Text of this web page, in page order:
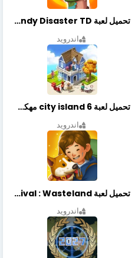
تحميل لعبة Candy Disaster TD مهكرة اخر إصدار
اندرويد
تحميل لعبة city island 6 مهكرة أخر إصدار
اندرويد
تحميل لعبة Merge Survival : Wasteland مهكرة أخر إصدار
اندرويد